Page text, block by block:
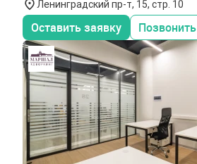
Ленинградский пр-т, 15, стр. 10
Оставить заявку Позвонить